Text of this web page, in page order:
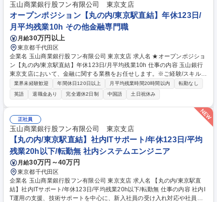
玉山商業銀行股フン有限公司 東京支店
オープンポジション【丸の内/東京駅直結】年休123日/
月平均残業10h その他金融専門職
月給30万円以上
東京都千代田区
企業名 玉山商業銀行股フン有限公司 東京支店 求人名 ★オープンポジショ
ン【丸の内/東京駅直結】年休123日/月平均残業10h 仕事の内容 玉山銀行
東京支店において、金融に関する業務をお任せします。※ご経験/スキルを
鑑みて決定いたします。日本市場拡大を目指している当社にて、金融業界
でのご経験を有する方のご応募を歓迎します。 【お任せする可能性のある
業務内容】 ■社内ITサポート(業界未経験可。社内での研修充実) ■資金運
用・資金調達部門 ■リスク管理業務・AMLなど 募集職種 ★オープンポジ
ション【丸の内/東京駅直結】年休123日/月平均残業10h
業界未経験歓迎 年間休日120日以上 月平均残業時間20時間以内
転勤なし
英語
退職金あり 完全週休2日制 中国語 土日祝休み
正社員
玉山商業銀行股フン有限公司 東京支店
【丸の内/東京駅直結】社内ITサポート/年休123日/平均
残業20h以下/転勤無 社内システムエンジニア
月給30万円～40万円
東京都千代田区
企業名 玉山商業銀行股フン有限公司 東京支店 求人名 【丸の内/東京駅直
結】社内ITサポート/年休123日/平均残業20h以下/転勤無 仕事の内容 社内I
T運用の支援、技術サポートを中心に、新入社員の受け入れ対応や社員が